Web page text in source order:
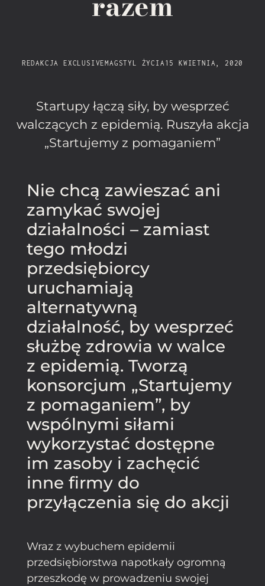
REDAKCJA EXCLUSIVEMAG STYL ŻYCIA 15 KWIETNIA, 2020
Startupy łączą siły, by wesprzeć
walczących z epidemią. Ruszyła akcja
„Startujemy z pomaganiem”
Nie chcą zawieszać ani
zamykać swojej
działalności – zamiast
tego młodzi
przedsiębiorcy
uruchamiają
alternatywną
działalność, by wesprzeć
służbę zdrowia w walce
z epidemią. Tworzą
konsorcjum „Startujemy
z pomaganiem”, by
wspólnymi siłami
wykorzystać dostępne
im zasoby i zachęcić
inne firmy do
przyłączenia się do akcji
Wraz z wybuchem epidemii
przedsiębiorstwa napotkały ogromną
przeszkodę w prowadzeniu swojej